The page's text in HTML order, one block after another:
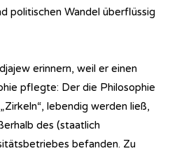
politischen Wandel überflüssig
erinnern, weil er einen
pflegte: Der die Philosophie
lebendig werden ließ,
des (staatlich
befanden. Zu